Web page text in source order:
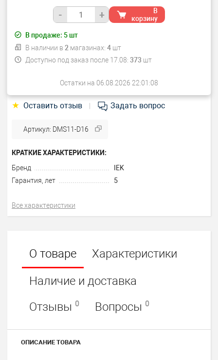
- +
В
корзину
В продаже: 5шт
В наличии в 2 магазинах: 4шт
Доступно под заказ после 17.08: 373 шт
Остатки на 06.08.2026 22:01:08
★ Оставить отзыв Задать вопрос
Артикул: DMS11-D16
КРАТКИЕ ХАРАКТЕРИСТИКИ:
Бренд
IEK
Гарантия, лет
5
Все характеристики
О товаре
Характеристики
Наличие и доставка
Отзывы 0 Вопросы 0
ОПИСАНИЕ ТОВАРА